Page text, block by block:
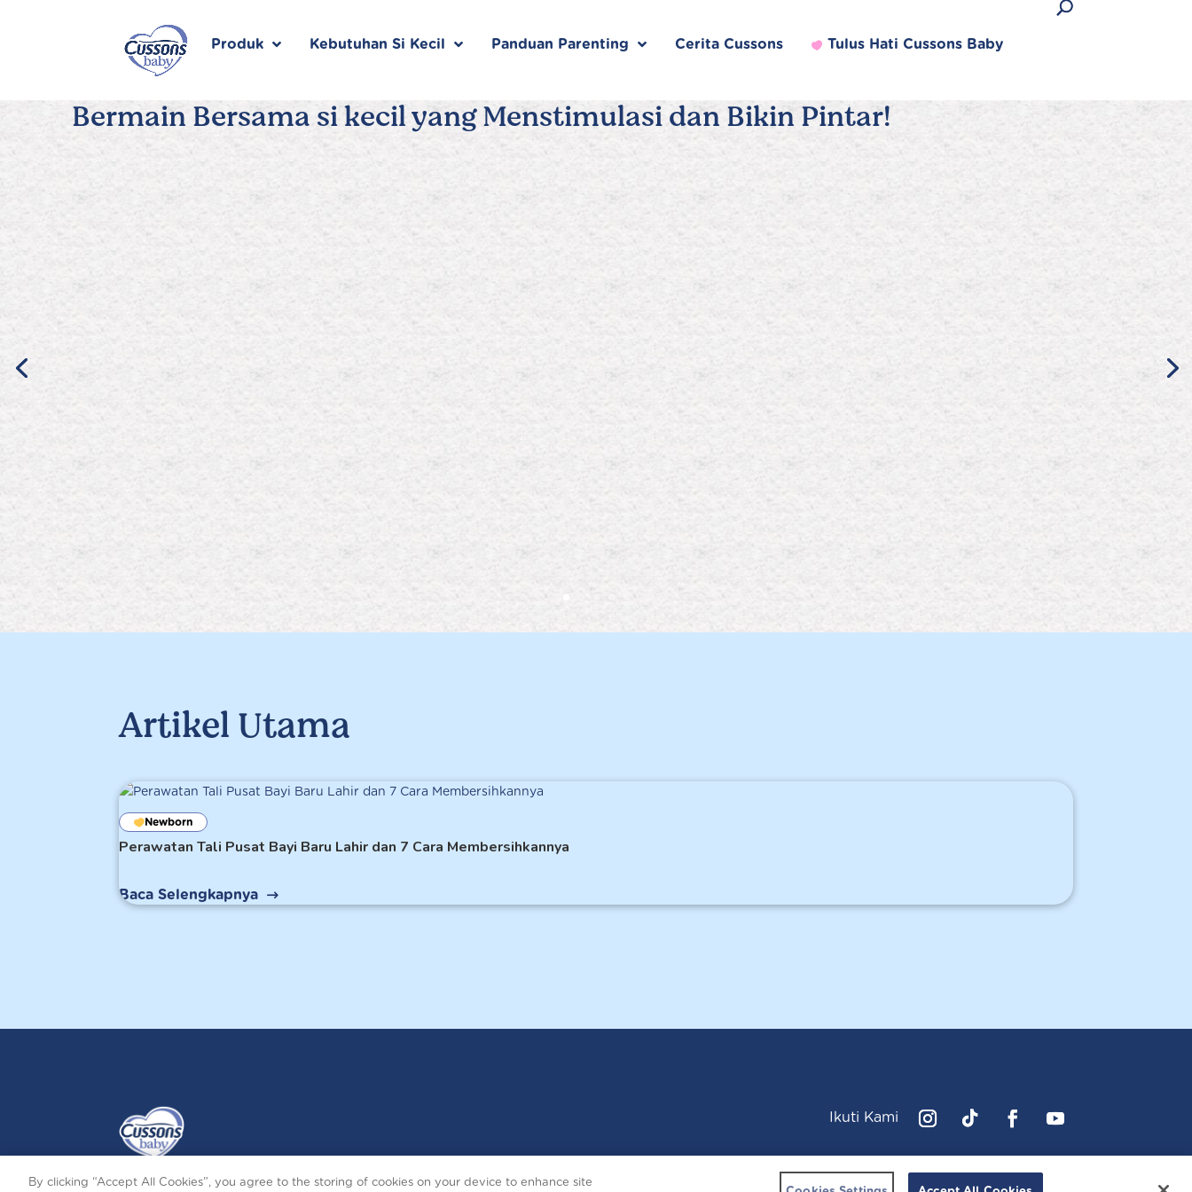
Produk
Produk Terlaris
Kebutuhan Si Kecil Panduan Parenting Cerita Cussons Tulus Hati Cussons Baby
Bermain Bersama si kecil yang Menstimulasi dan Bikin Pintar!
Artikel Utama
Perawatan Tali Pusat Bayi Baru Lahir dan 7 Cara Membersihkannya
Newborn
Baca Selengkapnya
Ikuti Kami
Terms and Conditions Privacy and Cookies Contact Us
Copyright © 2026 cussonsbaby.co.id. All right reserved.
By clicking “Accept All Cookies”, you agree to the storing of cookies on your device to enhance site